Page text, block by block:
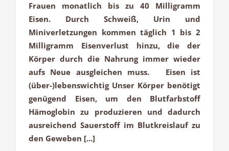
Frauen monatlich bis zu 40 Milligramm
Eisen. Durch Schweiß, Urin und
Miniverletzungen kommen täglich 1 bis 2
Milligramm Eisenverlust hinzu, die der
Körper durch die Nahrung immer wieder
aufs Neue ausgleichen muss. Eisen ist
(über-)lebenswichtig Unser Körper benötigt
genügend Eisen, um den Blutfarbstoff
Hämoglobin zu produzieren und dadurch
ausreichend Sauerstoff im Blutkreislauf zu
den Geweben [...]